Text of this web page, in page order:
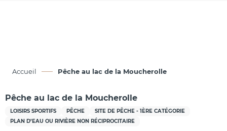
Accueil Pêche au lac de la Moucherolle
Pêche au lac de la Moucherolle
LOISIRS SPORTIFS PÊCHE
SITE DE PÊCHE - 1ÈRE CATÉGORIE
PLAN D’EAU OU RIVIÈRE NON RÉCIPROCITAIRE